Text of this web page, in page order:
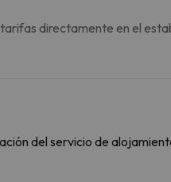
directamente en el
del servicio de